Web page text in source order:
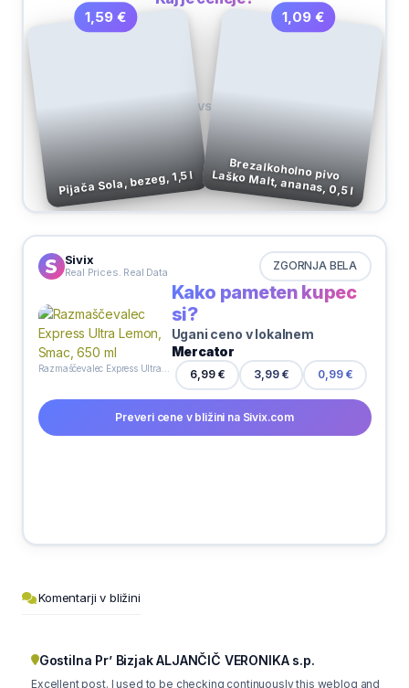
1,59 €
Pijača Sola, bezeg, 1,5 l
VS
1,09 €
Brezalkoholno pivo Laško Malt, ananas, 0,5 l
Sivix
Real Prices. Real Data ZGORNJA BELA
Kako pameten kupec
si?
Ugani ceno v lokalnem
Mercator
6,99 € 3,99 € 0,99 €
Preveri cene v bližini na Sivix.com
Komentarji v bližini
Gostilna Pr’ Bizjak ALJANČIČ VERONIKA s.p.
Excellent post. I used to be checking continuously this weblog and